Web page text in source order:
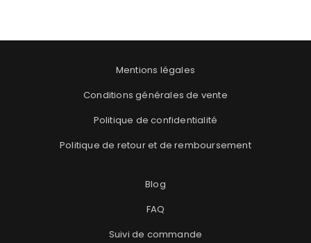
Mentions légales
Conditions générales de vente
Politique de confidentialité
Politique de retour et de remboursement
Blog
FAQ
Suivi de commande